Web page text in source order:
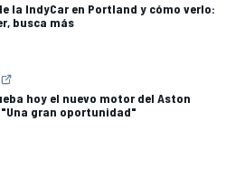
la IndyCar en Portland y cómo verlo:
busca más
hoy el nuevo motor del Aston
"Una gran oportunidad"